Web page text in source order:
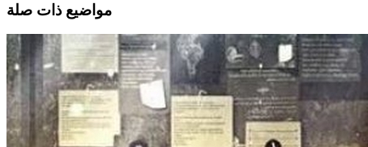
مواضيع ذات صلة